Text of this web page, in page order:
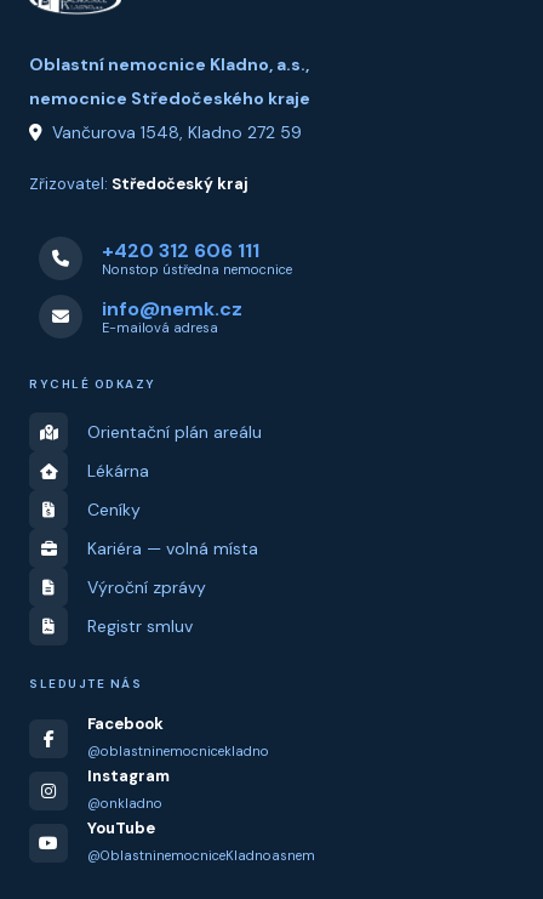
Oblastní nemocnice Kladno, a.s.,
nemocnice Středočeského kraje
Vančurova 1548, Kladno 272 59
Zřizovatel: Středočeský kraj
+420 312 606 111
Nonstop ústředna nemocnice
info@nemk.cz
E-mailová adresa
RYCHLÉ ODKAZY
Orientační plán areálu
Lékárna
Ceníky
Kariéra — volná místa
Výroční zprávy
Registr smluv
SLEDUJTE NÁS
Facebook
@oblastninemocnicekladno
Instagram
@onkladno
YouTube
@OblastninemocniceKladnoasnem